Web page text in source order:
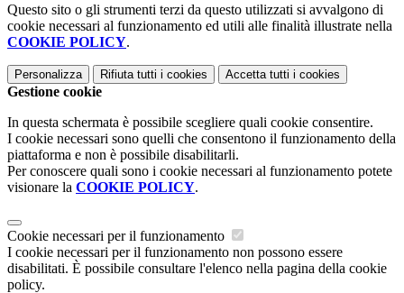
Questo sito o gli strumenti terzi da questo utilizzati si avvalgono di
cookie necessari al funzionamento ed utili alle finalità illustrate nella
COOKIE POLICY.
Personalizza Rifiuta tutti i cookies Accetta tutti i cookies
Gestione cookie
In questa schermata è possibile scegliere quali cookie consentire.
I cookie necessari sono quelli che consentono il funzionamento della
piattaforma e non è possibile disabilitarli.
Per conoscere quali sono i cookie necessari al funzionamento potete
visionare la COOKIE POLICY.
Cookie necessari per il funzionamento
I cookie necessari per il funzionamento non possono essere
disabilitati. È possibile consultare l'elenco nella pagina della cookie
policy.